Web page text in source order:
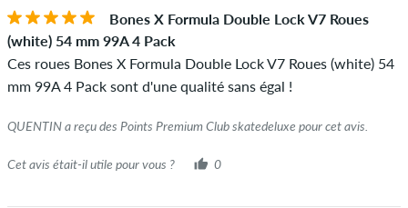
cet article, vous pouvez le voir grâce à l'encoche verte à côté
du nom avec les mots "achat vérifié". Pour ces personnes,
l'achat a été vérifié en fonction de leurs commandes. Pour les
avis sans encoche verte, nous ne pouvons pas garantir que la
personne possède réellement ou a possédé l'article.
Bones X Formula Double Lock V7 Roues
(white) 54 mm 99A 4 Pack
Ces roues Bones X Formula Double Lock V7 Roues (white) 54
mm 99A 4 Pack sont d'une qualité sans égal !
QUENTIN a reçu des Points Premium Club skatedeluxe pour cet avis.
Cet avis était-il utile pour vous ? 0